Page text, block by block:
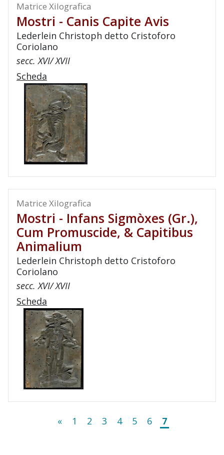
Matrice Xilografica
Mostri - Canis Capite Avis
Lederlein Christoph detto Cristoforo
Coriolano
secc. XVI/ XVII
Scheda
Matrice Xilografica
Mostri - Infans Sigmòxes (gr.),
Cum Promuscide, & Capitibus
Animalium
Lederlein Christoph detto Cristoforo
Coriolano
secc. XVI/ XVII
Scheda
« 1 2 3 4 5 6 7